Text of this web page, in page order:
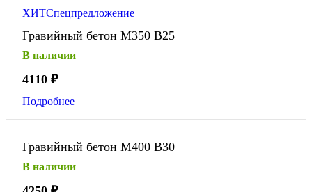
ХИТСпецпредложение
Гравийный бетон М350 В25
В наличии
4110 ₽
Подробнее
Гравийный бетон М400 В30
В наличии